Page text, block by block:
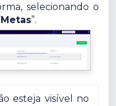
selecionando o
Metas”.
esteja visível no